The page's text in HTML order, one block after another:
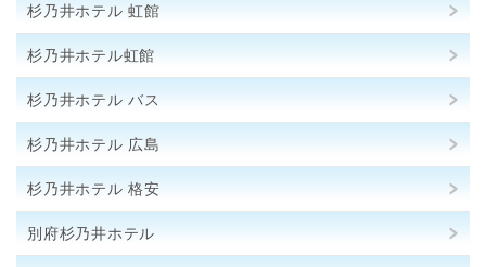
杉乃井ホテル 虹館
杉乃井ホテル虹館
杉乃井ホテル バス
杉乃井ホテル 広島
杉乃井ホテル 格安
別府杉乃井ホテル